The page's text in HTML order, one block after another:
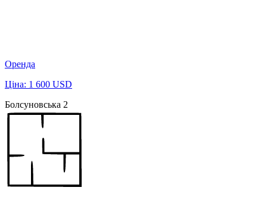
Оренда
Ціна: 1 600 USD
Болсуновська 2